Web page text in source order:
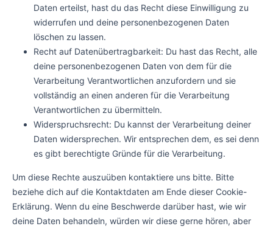
Daten erteilst, hast du das Recht diese Einwilligung zu
widerrufen und deine personenbezogenen Daten
löschen zu lassen.
Recht auf Datenübertragbarkeit: Du hast das Recht, alle
deine personenbezogenen Daten von dem für die
Verarbeitung Verantwortlichen anzufordern und sie
vollständig an einen anderen für die Verarbeitung
Verantwortlichen zu übermitteln.
Widerspruchsrecht: Du kannst der Verarbeitung deiner
Daten widersprechen. Wir entsprechen dem, es sei denn
es gibt berechtigte Gründe für die Verarbeitung.
Um diese Rechte auszuüben kontaktiere uns bitte. Bitte
beziehe dich auf die Kontaktdaten am Ende dieser Cookie-
Erklärung. Wenn du eine Beschwerde darüber hast, wie wir
deine Daten behandeln, würden wir diese gerne hören, aber